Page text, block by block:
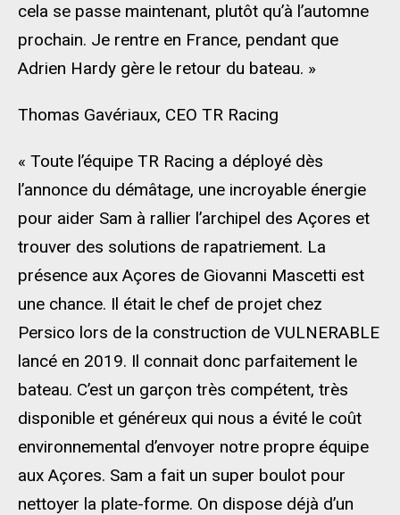
cela se passe maintenant, plutôt qu’à l’automne
prochain. Je rentre en France, pendant que
Adrien Hardy gère le retour du bateau. »
Thomas Gavériaux, CEO TR Racing
« Toute l’équipe TR Racing a déployé dès
l’annonce du démâtage, une incroyable énergie
pour aider Sam à rallier l’archipel des Açores et
trouver des solutions de rapatriement. La
présence aux Açores de Giovanni Mascetti est
une chance. Il était le chef de projet chez
Persico lors de la construction de VULNERABLE
lancé en 2019. Il connait donc parfaitement le
bateau. C’est un garçon très compétent, très
disponible et généreux qui nous a évité le coût
environnemental d’envoyer notre propre équipe
aux Açores. Sam a fait un super boulot pour
nettoyer la plate-forme. On dispose déjà d’un